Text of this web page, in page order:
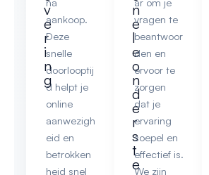
v
e
r
i
n
g
aankoop.
Deze
snelle
doorlooptij
d helpt je
online
aanwezigh
eid en
betrokken
heid snel
n
e
l
e
o
n
d
e
r
s
t
e
vragen te
beantwoor
den en
ervoor te
zorgen
dat je
ervaring
soepel en
effectief is.
We zijn